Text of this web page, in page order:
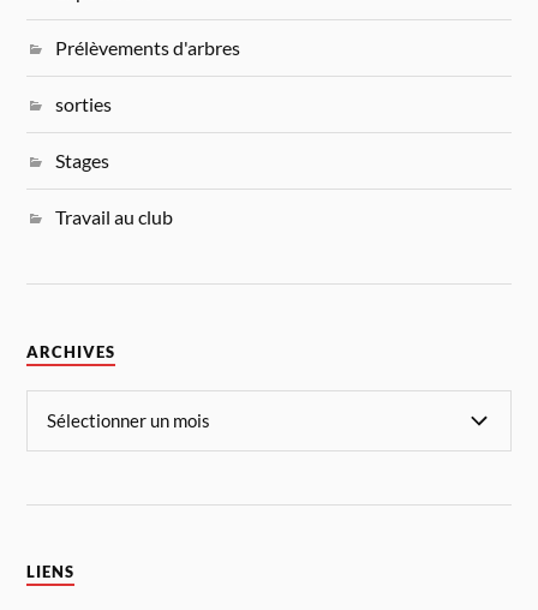
Prélèvements d'arbres
sorties
Stages
Travail au club
ARCHIVES
LIENS